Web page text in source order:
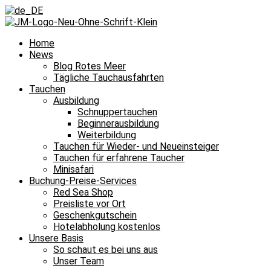
Home
News
Blog Rotes Meer
Tägliche Tauchausfahrten
Tauchen
Ausbildung
Schnuppertauchen
Beginnerausbildung
Weiterbildung
Tauchen für Wieder- und Neueinsteiger
Tauchen für erfahrene Taucher
Minisafari
Buchung-Preise-Services
Red Sea Shop
Preisliste vor Ort
Geschenkgutschein
Hotelabholung kostenlos
Unsere Basis
So schaut es bei uns aus
Unser Team